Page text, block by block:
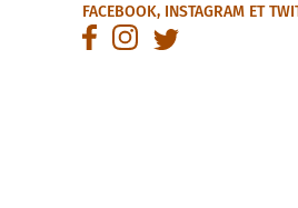
FACEBOOK, INSTAGRAMET